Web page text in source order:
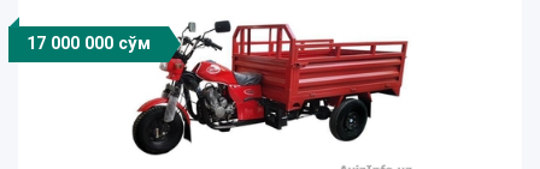
17 000 000 сўм